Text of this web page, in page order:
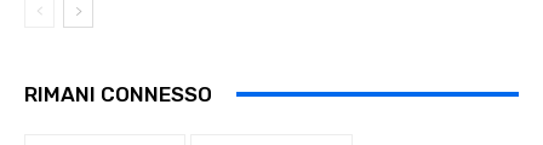
RIMANI CONNESSO